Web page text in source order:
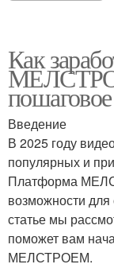
Как
Введение
В 2025 году
популярных и
Платформа
возможности
статье мы
поможет вам
МЕЛСТРОЕМ.